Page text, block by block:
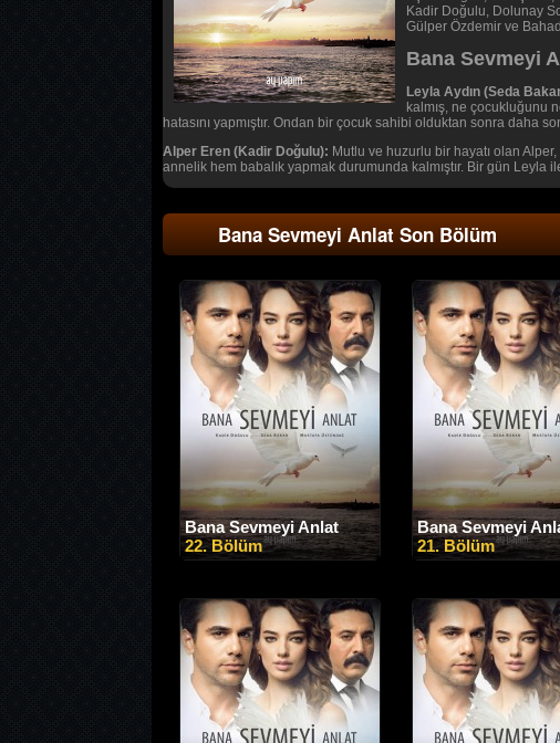
Kadir Doğulu, Dolunay
Gülper Özdemir ve
Bana Sevmeyi
Leyla Aydın (Seda
kalmış, ne çocukluğunu
hatasını yapmıştır. Ondan bir çocuk sahibi olduktan sonra daha
Alper Eren (Kadir Doğulu): Mutlu ve huzurlu bir hayatı olan
annelik hem babalık yapmak durumunda kalmıştır. Bir gün Leyla
Bana Sevmeyi Anlat Son Bölüm
Bana Sevmeyi Anlat
22. Bölüm
Bana Sevmeyi
21. Bölüm